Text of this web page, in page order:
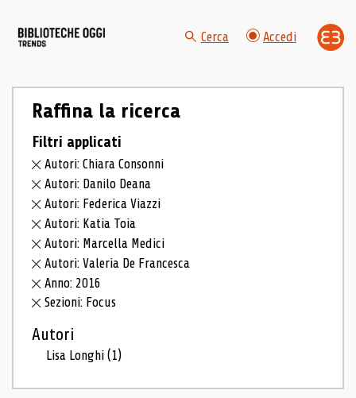
Cerca Accedi
Raffina la ricerca
Filtri applicati
Autori: Chiara Consonni
Autori: Danilo Deana
Autori: Federica Viazzi
Autori: Katia Toia
Autori: Marcella Medici
Autori: Valeria De Francesca
Anno: 2016
Sezioni: Focus
Autori
Lisa Longhi(1)